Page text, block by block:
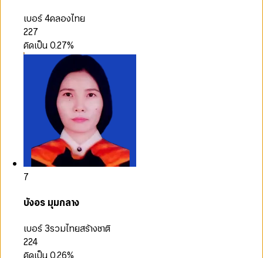
เบอร์ 4คลองไทย
227
คิดเป็น0.27%
7
บังอร มุมกลาง
เบอร์ 3รวมไทยสร้างชาติ
224